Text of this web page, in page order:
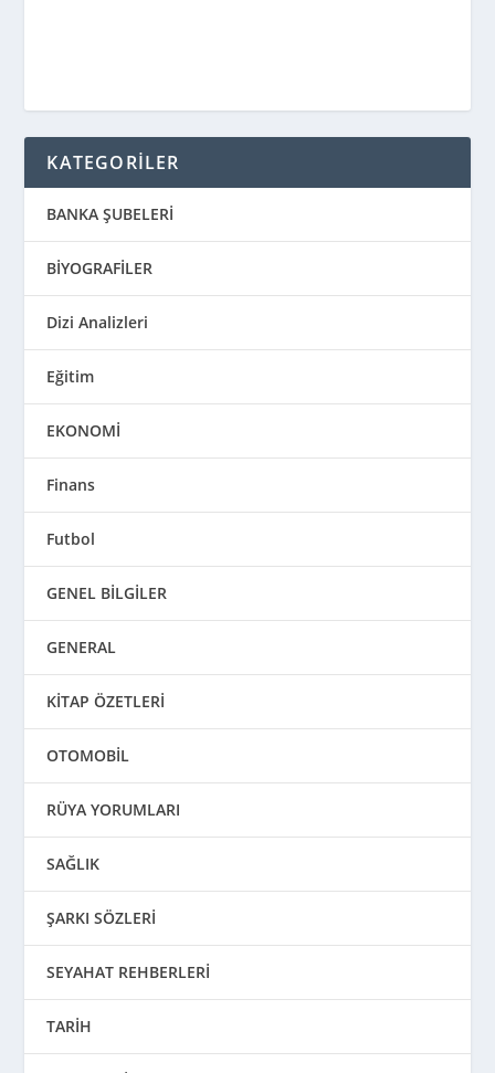
KATEGORİLER
BANKA ŞUBELERİ
BİYOGRAFİLER
Dizi Analizleri
Eğitim
EKONOMİ
Finans
Futbol
GENEL BİLGİLER
GENERAL
KİTAP ÖZETLERİ
OTOMOBİL
RÜYA YORUMLARI
SAĞLIK
ŞARKI SÖZLERİ
SEYAHAT REHBERLERİ
TARİH